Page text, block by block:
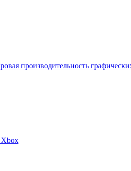
производительность
Xbox